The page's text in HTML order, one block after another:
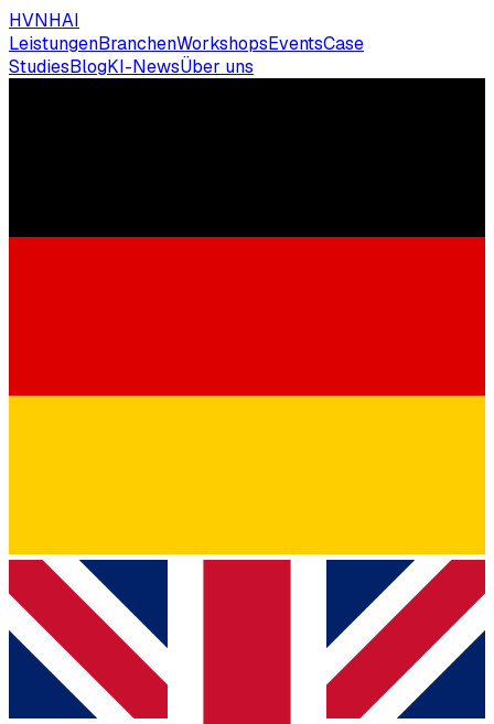
HVNHAI
LeistungenBranchenWorkshopsEventsCase
StudiesBlogKI-NewsÜber uns